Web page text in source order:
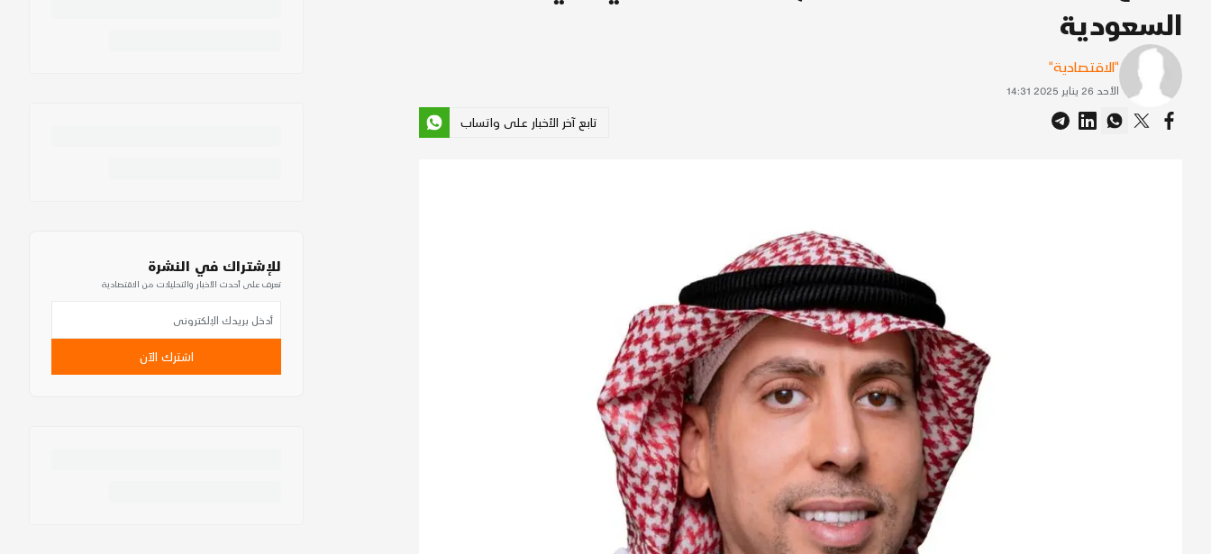
السعودية
"الاقتصادية"
الأحد 26 يناير 2025 14:31
تابع آخر الأخبار على واتساب
للإشتراك في النشرة
تعرف على أحدث الأخبار والتحليلات من الاقتصادية
اشترك الآن